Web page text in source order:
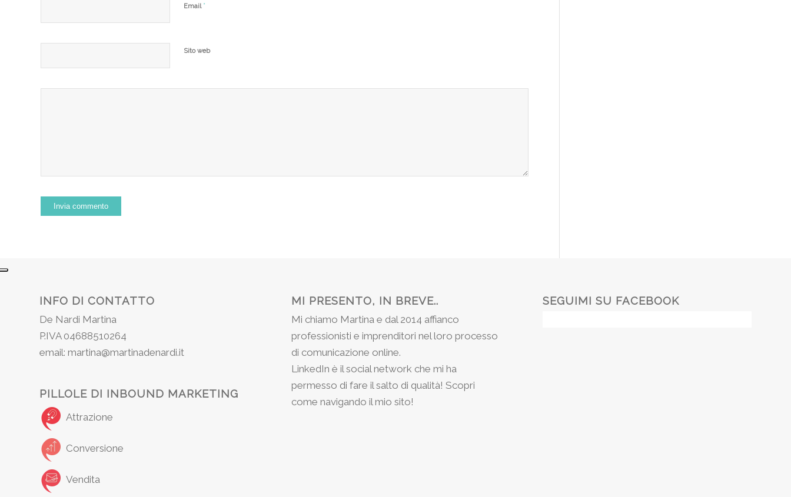
Email *
Sito web
INFO DI CONTATTO
De Nardi Martina
P.IVA 04688510264
email: martina@martinadenardi.it
PILLOLE DI INBOUND MARKETING
Attrazione
Conversione
Vendita
MI PRESENTO, IN BREVE..
Mi chiamo Martina e dal 2014 affianco
professionisti e imprenditori nel loro processo
di comunicazione online.
LinkedIn è il social network che mi ha
permesso di fare il salto di qualità! Scopri
come navigando il mio sito!
SEGUIMI SU FACEBOOK